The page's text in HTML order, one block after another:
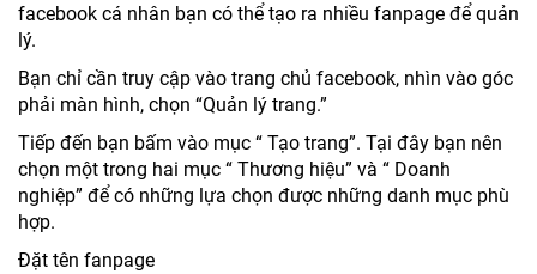
facebook cá nhân bạn có thể tạo ra nhiều fanpage để quản
lý.
Bạn chỉ cần truy cập vào trang chủ facebook, nhìn vào góc
phải màn hình, chọn “Quản lý trang.”
Tiếp đến bạn bấm vào mục “ Tạo trang”. Tại đây bạn nên
chọn một trong hai mục “ Thương hiệu” và “ Doanh
nghiệp” để có những lựa chọn được những danh mục phù
hợp.
Đặt tên fanpage